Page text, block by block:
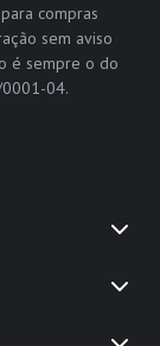
compras
sem aviso
é sempre o do
0001-04.